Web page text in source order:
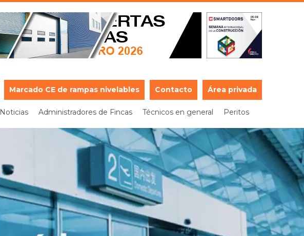
Marcado CE de rampas nivelables Contacto Área privada
Noticias Administradores de Fincas Técnicos en general Peritos